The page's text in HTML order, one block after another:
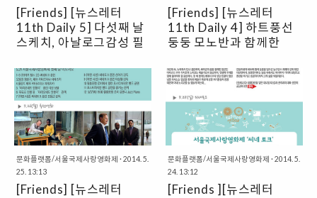
[Friends] [뉴스레터
11th Daily 5] 다섯째 날
스케치, 아날로그감성 필
[Friends] [뉴스레터
11th Daily 4] 하트풍선
둥둥 모노반과 함께한
내일은 뭐 볼까 추천작 안
내
문화플랫폼/서울국제사랑영화제 · 2014. 5.
25. 13:13
[Friends] [뉴스레터
문화플랫폼/서울국제사랑영화제 · 2014. 5.
24. 13:12
[Friends ][뉴스레터